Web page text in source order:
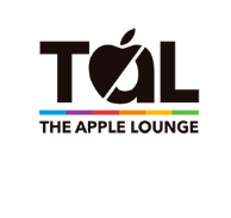
contenuto